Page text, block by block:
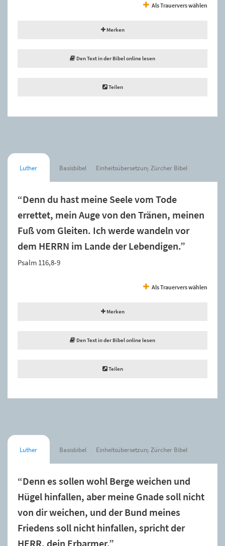
Als Trauervers wählen
Merken
Den Text in der Bibel online lesen
Teilen
Luther Basisbibel Einheitsübersetzung Zürcher Bibel
“Denn du hast meine Seele vom Tode
errettet, mein Auge von den Tränen, meinen
Fuß vom Gleiten. Ich werde wandeln vor
dem HERRN im Lande der Lebendigen.”
Psalm 116,8-9
Als Trauervers wählen
Merken
Den Text in der Bibel online lesen
Teilen
Luther Basisbibel Einheitsübersetzung Zürcher Bibel
“Denn es sollen wohl Berge weichen und
Hügel hinfallen, aber meine Gnade soll nicht
von dir weichen, und der Bund meines
Friedens soll nicht hinfallen, spricht der
HERR, dein Erbarmer.”